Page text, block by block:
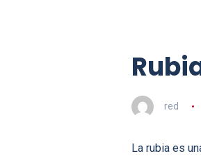
red
La rubia es